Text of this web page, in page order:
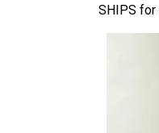
SHIPS